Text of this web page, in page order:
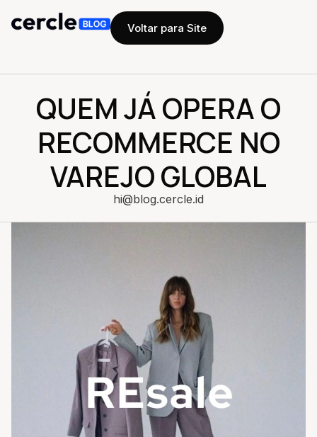
Voltar para Site
QUEM JÁ OPERA O
RECOMMERCE NO
VAREJO GLOBAL
hi@blog.cercle.id